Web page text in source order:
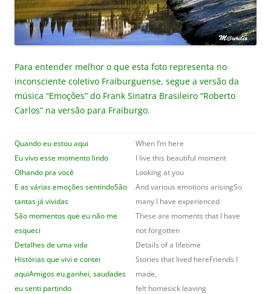
Para entender melhor o que esta foto representa no
inconsciente coletivo Fraiburguense, segue a versão da
música “Emoções” do Frank Sinatra Brasileiro “Roberto
Carlos” na versão para Fraiburgo.
Quando eu estou aqui
Eu vivo esse momento lindo
Olhando pra você
E as várias emoções sentindoSão
tantas já vividas
São momentos que eu não me
esqueci
Detalhes de uma vida
Histórias que vivi e contei
aquiAmigos eu ganhei, saudades
eu senti partindo
When I’m here
I live this beautiful moment
Looking at you
And various emotions arisingSo
many I have experienced
These are moments that I have
not forgotten
Details of a lifetime
Stories that lived hereFriends I
made,
felt homesick leaving